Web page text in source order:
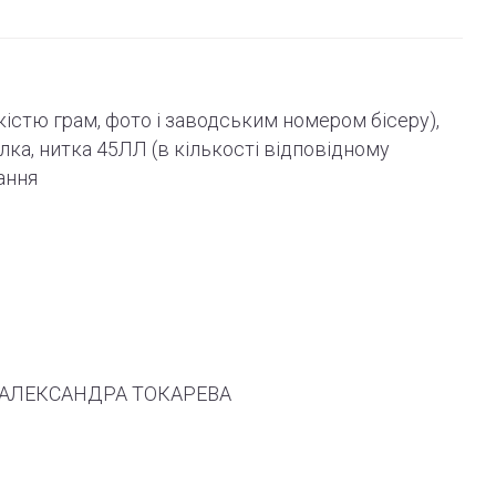
грам, фото і заводським номером бісеру),
нитка 45ЛЛ (в кількості відповідному
АЛЕКСАНДРА ТОКАРЕВА